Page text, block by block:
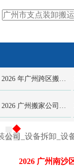
2026 年广州跨区搬家避坑指南 天河越秀番禺海珠直达 家具拆装...
2026 广州搬家公司深度测评指南 五家广州本土王牌实力对比 附...
公司_设备拆卸_设
2026 广州南沙